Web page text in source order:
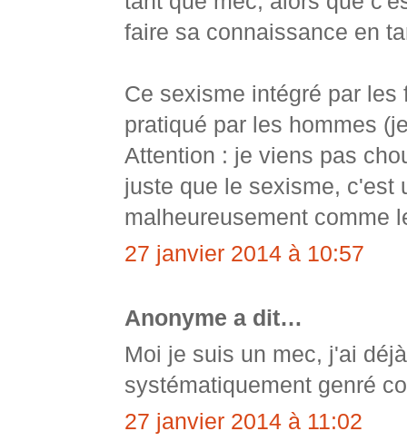
faire sa connaissance en
Ce sexisme intégré par
pratiqué par les hommes
Attention : je viens pas
juste que le sexisme, c'est
malheureusement comme
27 janvier 2014 à 10:57
Anonyme a dit…
Moi je suis un mec, j'ai
systématiquement genré
27 janvier 2014 à 11:02